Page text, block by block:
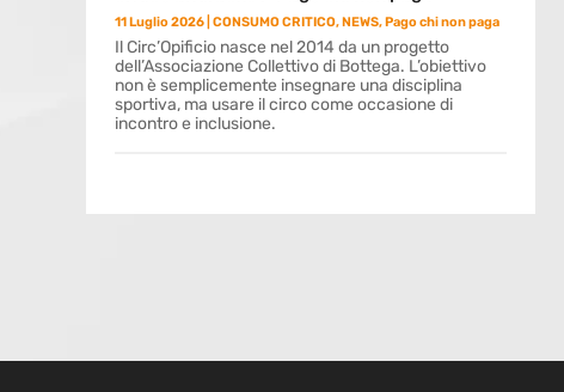
11 Luglio 2026 CONSUMO CRITICO,NEWS,Pago chi non paga
Il Circ’Opificio nasce nel 2014 da un progetto
dell’Associazione Collettivo di Bottega. L’obiettivo
non è semplicemente insegnare una disciplina
sportiva, ma usare il circo come occasione di
incontro e inclusione.